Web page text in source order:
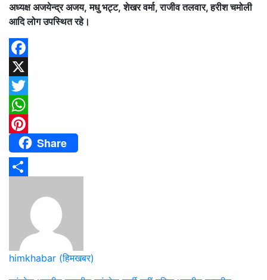
अध्यक्ष अजयेन्द्र अजय, मधु भट्ट, शेखर वर्मा, राजीव तलवार, हरीश चमोली
आदि लोग उपस्थित रहे।
Facebook
X
Twitter
WhatsApp
PinterestShare
himkhabar (हिमखबर)